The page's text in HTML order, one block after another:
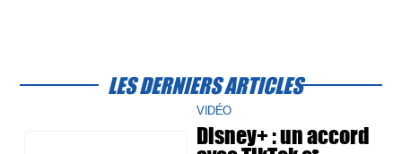
LES DERNIERS ARTICLES
VIDÉO
Disney+ : un accord